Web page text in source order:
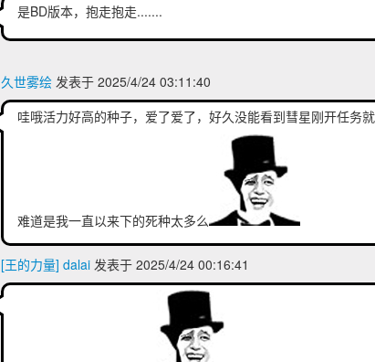
是BD版本，抱走抱走.......
久世雾绘发表于 2025/4/24 03:11:40
哇哦活力好高的种子，爱了爱了，好久没能看到彗星刚开任务
难道是我一直以来下的死种太多么
[王的力量] dalai发表于 2025/4/24 00:16:41